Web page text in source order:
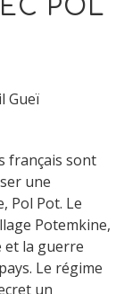
POL
Gueï
français sont
une
Pol Pot. Le
Potemkine,
et la guerre
Le régime
un